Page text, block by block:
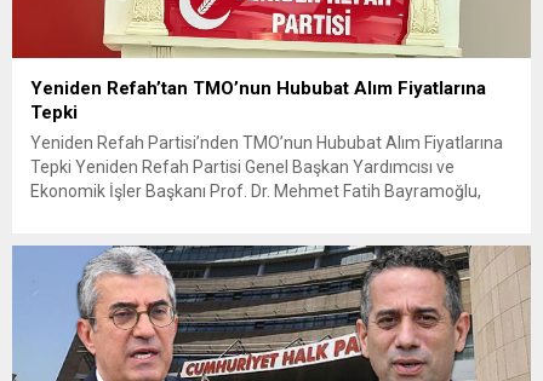
Yeniden Refah’tan TMO’nun Hububat Alım Fiyatlarına
Tepki
Yeniden Refah Partisi’nden TMO’nun Hububat Alım Fiyatlarına
Tepki Yeniden Refah Partisi Genel Başkan Yardımcısı ve
Ekonomik İşler Başkanı Prof. Dr. Mehmet Fatih Bayramoğlu,
fiyatların çiftçinin artan maliyetlerini karşılamaktan uzak
olduğunu savunarak fiyatların yeniden değerlendirilmesi
çağrısında...